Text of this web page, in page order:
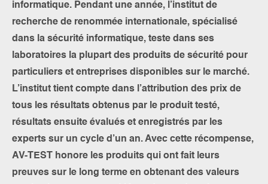
informatique. Pendant une année, l’institut de
recherche de renommée internationale, spécialisé
dans la sécurité informatique, teste dans ses
laboratoires la plupart des produits de sécurité pour
particuliers et entreprises disponibles sur le marché.
L’institut tient compte dans l’attribution des prix de
tous les résultats obtenus par le produit testé,
résultats ensuite évalués et enregistrés par les
experts sur un cycle d’un an. Avec cette récompense,
AV-TEST honore les produits qui ont fait leurs
preuves sur le long terme en obtenant des valeurs